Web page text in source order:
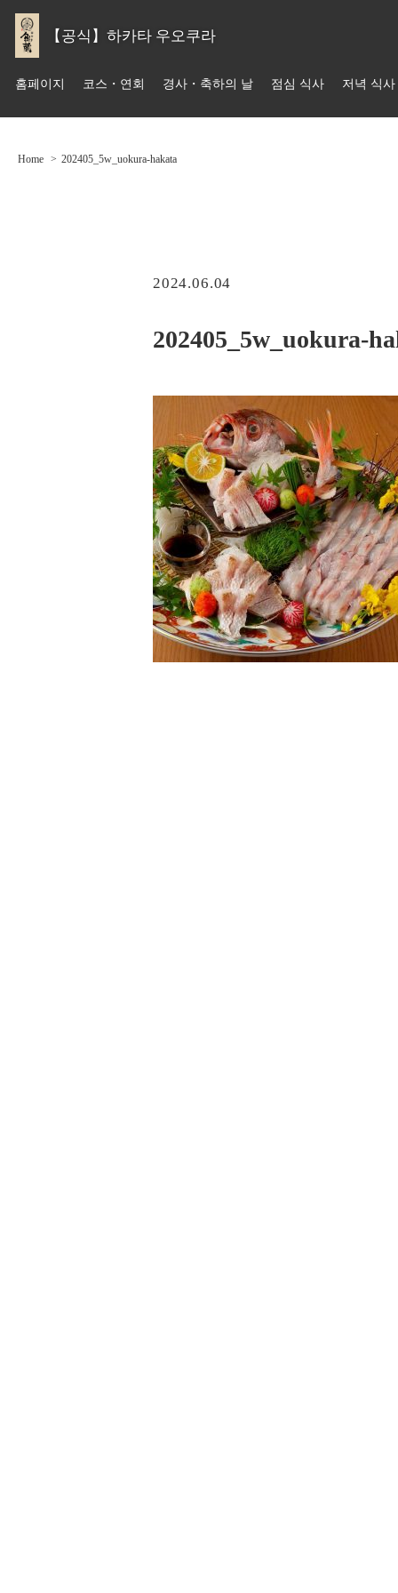
【공식】하카타 우오쿠라
홈페이지 코스・연회 경사・축하의 날 점심 식사 저녁 식사
Home 202405_5w_uokura-hakata
2024.06.04
202405_5w_uokura-